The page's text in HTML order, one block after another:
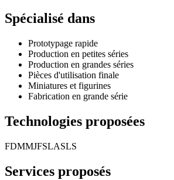
Spécialisé dans
Prototypage rapide
Production en petites séries
Production en grandes séries
Pièces d'utilisation finale
Miniatures et figurines
Fabrication en grande série
Technologies proposées
FDMMJFSLASLS
Services proposés